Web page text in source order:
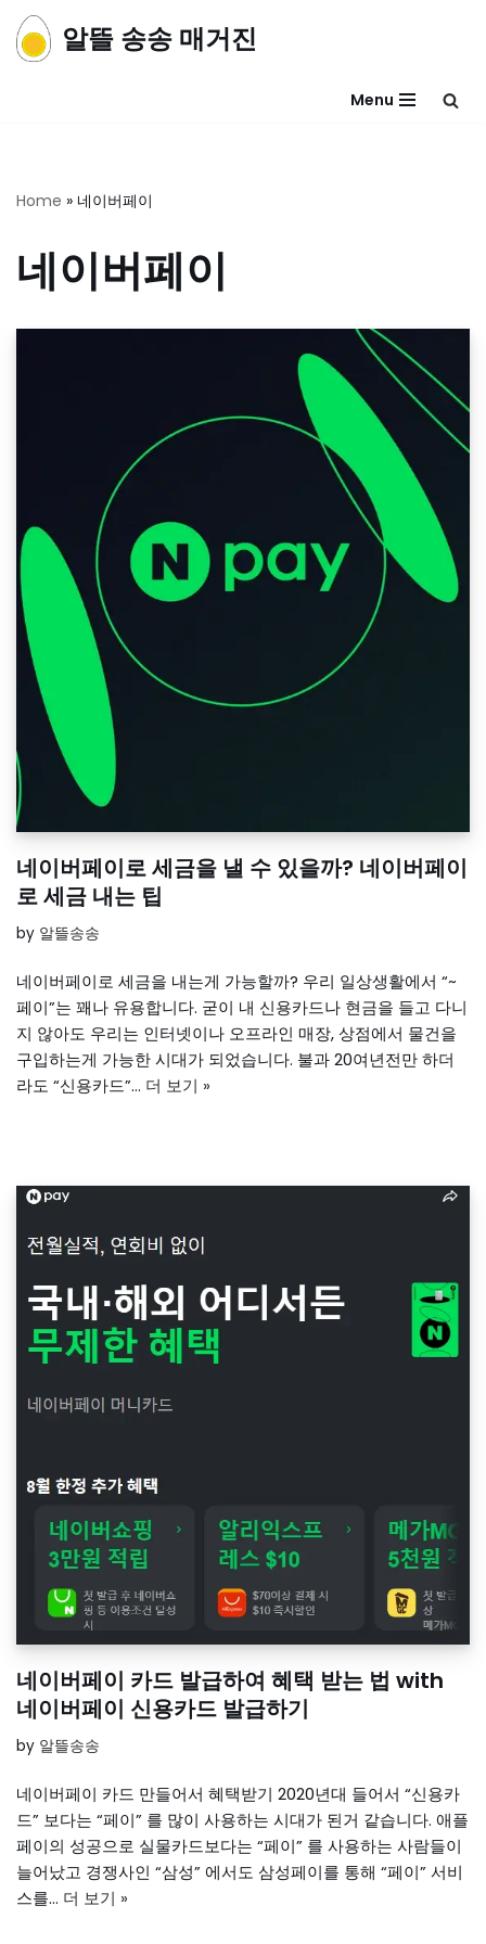
콘
알뜰 송송 매거진
Menu
Home » 네이버페이
네이버페이
네이버페이로 세금을 낼 수 있을까? 네이버페이
로 세금 내는 팁
by 알뜰송송
네이버페이로 세금을 내는게 가능할까? 우리 일상생활에서 “~
페이”는 꽤나 유용합니다. 굳이 내 신용카드나 현금을 들고 다니
지 않아도 우리는 인터넷이나 오프라인 매장, 상점에서 물건을
구입하는게 가능한 시대가 되었습니다. 불과 20여년전만 하더
라도 “신용카드”… 더 보기 »
네이버페이 카드 발급하여 혜택 받는 법 with
네이버페이 신용카드 발급하기
by 알뜰송송
네이버페이 카드 만들어서 혜택받기 2020년대 들어서 “신용카
드” 보다는 “페이” 를 많이 사용하는 시대가 된거 같습니다. 애플
페이의 성공으로 실물카드보다는 “페이” 를 사용하는 사람들이
늘어났고 경쟁사인 “삼성” 에서도 삼성페이를 통해 “페이” 서비
스를… 더 보기 »